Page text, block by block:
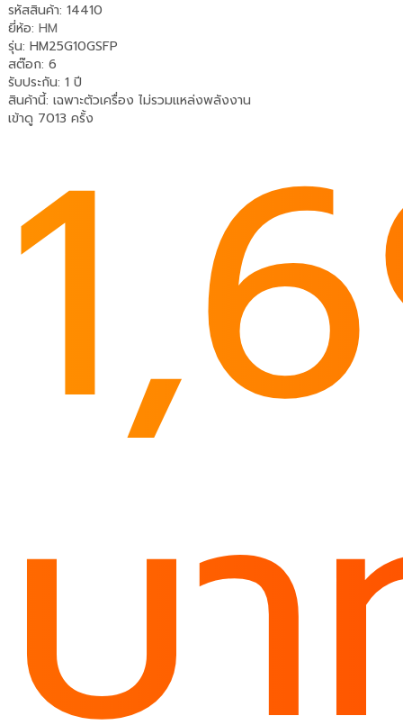
รหัสสินค้า: 14410
ยี่ห้อ: HM
รุ่น: HM25G10GSFP
สต๊อก: 6
รับประกัน: 1 ปี
สินค้านี้: เฉพาะตัวเครื่อง ไม่รวมแหล่งพลังงาน
เข้าดู 7013 ครั้ง
บ